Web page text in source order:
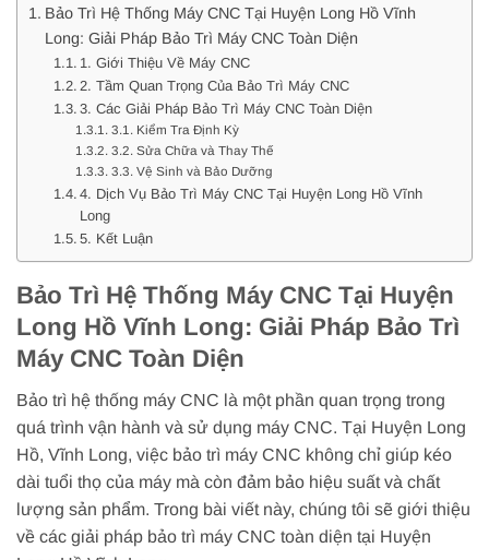
Bảo Trì Hệ Thống Máy CNC Tại Huyện Long Hồ Vĩnh
Long: Giải Pháp Bảo Trì Máy CNC Toàn Diện
1. Giới Thiệu Về Máy CNC
2. Tầm Quan Trọng Của Bảo Trì Máy CNC
3. Các Giải Pháp Bảo Trì Máy CNC Toàn Diện
3.1. Kiểm Tra Định Kỳ
3.2. Sửa Chữa và Thay Thế
3.3. Vệ Sinh và Bảo Dưỡng
4. Dịch Vụ Bảo Trì Máy CNC Tại Huyện Long Hồ Vĩnh
Long
5. Kết Luận
Bảo Trì Hệ Thống Máy CNC Tại Huyện
Long Hồ Vĩnh Long: Giải Pháp Bảo Trì
Máy CNC Toàn Diện
Bảo trì hệ thống máy CNC là một phần quan trọng trong
quá trình vận hành và sử dụng máy CNC. Tại Huyện Long
Hồ, Vĩnh Long, việc bảo trì máy CNC không chỉ giúp kéo
dài tuổi thọ của máy mà còn đảm bảo hiệu suất và chất
lượng sản phẩm. Trong bài viết này, chúng tôi sẽ giới thiệu
về các giải pháp bảo trì máy CNC toàn diện tại Huyện